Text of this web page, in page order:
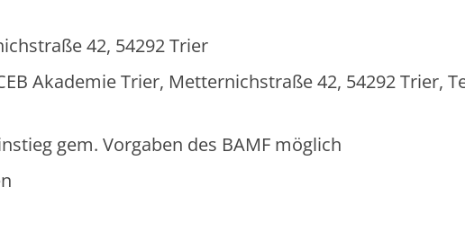
42, 54292 Trier
Akademie Trier, Metternichstraße 42, 54292 Trier,
gem. Vorgaben des BAMF möglich